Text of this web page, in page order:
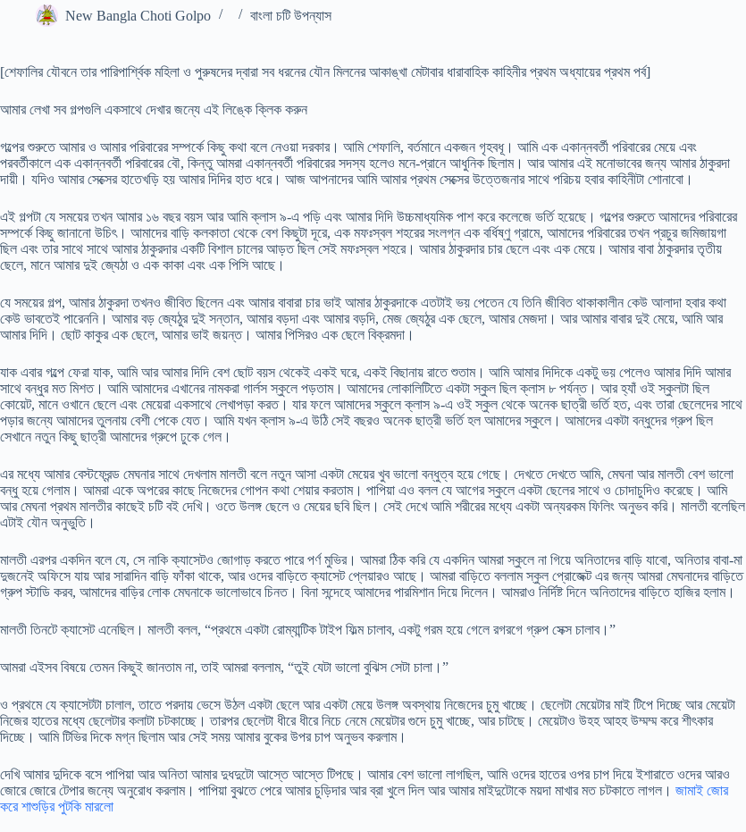
New Bangla Choti Golpo বাংলা চটি উপন্যাস
[শেফালির যৌবনে তার পারিপার্শ্বিক মহিলা ও পুরুষদের দ্বারা সব ধরনের যৌন মিলনের আকাঙ্খা মেটাবার ধারাবাহিক কাহিনীর প্রথম অধ্যায়ের প্রথম পর্ব]
আমার লেখা সব গল্পগুলি একসাথে দেখার জন্যে এই লিঙ্কে ক্লিক করুন
গল্পের শুরুতে আমার ও আমার পরিবারের সম্পর্কে কিছু কথা বলে নেওয়া দরকার। আমি শেফালি, বর্তমানে একজন গৃহবধূ। আমি এক একান্নবর্তী পরিবারের মেয়ে এবং
পরবর্তীকালে এক একান্নবর্তী পরিবারের বৌ, কিন্তু আমরা একান্নবর্তী পরিবারের সদস্য হলেও মনে-প্রানে আধুনিক ছিলাম। আর আমার এই মনোভাবের জন্য আমার ঠাকুরদা
দায়ী। যদিও আমার সেক্সের হাতেখড়ি হয় আমার দিদির হাত ধরে। আজ আপনাদের আমি আমার প্রথম সেক্সের উত্তেজনার সাথে পরিচয় হবার কাহিনীটা শোনাবো।
এই গল্পটা যে সময়ের তখন আমার ১৬ বছর বয়স আর আমি ক্লাস ৯-এ পড়ি এবং আমার দিদি উচ্চমাধ্যমিক পাশ করে কলেজে ভর্তি হয়েছে। গল্পের শুরুতে আমাদের পরিবারের
সম্পর্কে কিছু জানানো উচিৎ। আমাদের বাড়ি কলকাতা থেকে বেশ কিছুটা দূরে, এক মফঃস্বল শহরের সংলগ্ন এক বর্ধিষ্ণু গ্রামে, আমাদের পরিবারের তখন প্রচুর জমিজায়গা
ছিল এবং তার সাথে সাথে আমার ঠাকুরদার একটি বিশাল চালের আড়ত ছিল সেই মফঃস্বল শহরে। আমার ঠাকুরদার চার ছেলে এবং এক মেয়ে। আমার বাবা ঠাকুরদার তৃতীয়
ছেলে, মানে আমার দুই জ্যেঠা ও এক কাকা এবং এক পিসি আছে।
যে সময়ের গল্প, আমার ঠাকুরদা তখনও জীবিত ছিলেন এবং আমার বাবারা চার ভাই আমার ঠাকুরদাকে এতটাই ভয় পেতেন যে তিনি জীবিত থাকাকালীন কেউ আলাদা হবার কথা
কেউ ভাবতেই পারেননি। আমার বড় জ্যেঠুর দুই সন্তান, আমার বড়দা এবং আমার বড়দি, মেজ জ্যেঠুর এক ছেলে, আমার মেজদা। আর আমার বাবার দুই মেয়ে, আমি আর
আমার দিদি। ছোট কাকুর এক ছেলে, আমার ভাই জয়ন্ত। আমার পিসিরও এক ছেলে বিক্রমদা।
যাক এবার গল্পে ফেরা যাক, আমি আর আমার দিদি বেশ ছোট বয়স থেকেই একই ঘরে, একই বিছানায় রাতে শুতাম। আমি আমার দিদিকে একটু ভয় পেলেও আমার দিদি আমার
সাথে বন্ধুর মত মিশত। আমি আমাদের এখানের নামকরা গার্লস স্কুলে পড়তাম। আমাদের লোকালিটিতে একটা স্কুল ছিল ক্লাস ৮ পর্যন্ত। আর হ্যাঁ ওই স্কুলটা ছিল
কোয়েট, মানে ওখানে ছেলে এবং মেয়েরা একসাথে লেখাপড়া করত। যার ফলে আমাদের স্কুলে ক্লাস ৯-এ ওই স্কুল থেকে অনেক ছাত্রী ভর্তি হত, এবং তারা ছেলেদের সাথে
পড়ার জন্যে আমাদের তুলনায় বেশী পেকে যেত। আমি যখন ক্লাস ৯-এ উঠি সেই বছরও অনেক ছাত্রী ভর্তি হল আমাদের স্কুলে। আমাদের একটা বন্ধুদের গ্রুপ ছিল
সেখানে নতুন কিছু ছাত্রী আমাদের গ্রুপে ঢুকে গেল।
এর মধ্যে আমার বেস্টফ্রেন্ড মেঘনার সাথে দেখলাম মালতী বলে নতুন আসা একটা মেয়ের খুব ভালো বন্ধুত্ব হয়ে গেছে। দেখতে দেখতে আমি, মেঘনা আর মালতী বেশ ভালো
বন্ধু হয়ে গেলাম। আমরা একে অপরের কাছে নিজেদের গোপন কথা শেয়ার করতাম। পাপিয়া এও বলল যে আগের স্কুলে একটা ছেলের সাথে ও চোদাচুদিও করেছে। আমি
আর মেঘনা প্রথম মালতীর কাছেই চটি বই দেখি। ওতে উলঙ্গ ছেলে ও মেয়ের ছবি ছিল। সেই দেখে আমি শরীরের মধ্যে একটা অন্যরকম ফিলিং অনুভব করি। মালতী বলেছিল
এটাই যৌন অনুভুতি।
মালতী এরপর একদিন বলে যে, সে নাকি ক্যাসেটও জোগাড় করতে পারে পর্ণ মুভির। আমরা ঠিক করি যে একদিন আমরা স্কুলে না গিয়ে অনিতাদের বাড়ি যাবো, অনিতার বাবা-মা
দুজনেই অফিসে যায় আর সারাদিন বাড়ি ফাঁকা থাকে, আর ওদের বাড়িতে ক্যাসেট প্লেয়ারও আছে। আমরা বাড়িতে বললাম স্কুল প্রোজেক্ট এর জন্য আমরা মেঘনাদের বাড়িতে
গ্রুপ স্টাডি করব, আমাদের বাড়ির লোক মেঘনাকে ভালোভাবে চিনত। বিনা সন্দেহে আমাদের পারমিশান দিয়ে দিলেন। আমরাও নির্দিষ্ট দিনে অনিতাদের বাড়িতে হাজির হলাম।
মালতী তিনটে ক্যাসেট এনেছিল। মালতী বলল, “প্রথমে একটা রোম্যান্টিক টাইপ ফিল্ম চালাব, একটু গরম হয়ে গেলে রগরগে গ্রুপ সেক্স চালাব।”
আমরা এইসব বিষয়ে তেমন কিছুই জানতাম না, তাই আমরা বললাম, “তুই যেটা ভালো বুঝিস সেটা চালা।”
ও প্রথমে যে ক্যাসেটটা চালাল, তাতে পরদায় ভেসে উঠল একটা ছেলে আর একটা মেয়ে উলঙ্গ অবস্থায় নিজেদের চুমু খাচ্ছে। ছেলেটা মেয়েটার মাই টিপে দিচ্ছে আর মেয়েটা
নিজের হাতের মধ্যে ছেলেটার কলাটা চটকাচ্ছে। তারপর ছেলেটা ধীরে ধীরে নিচে নেমে মেয়েটার গুদে চুমু খাচ্ছে, আর চাটছে। মেয়েটাও উহহ আহহ উম্মম্ম করে শীৎকার
দিচ্ছে। আমি টিভির দিকে মগ্ন ছিলাম আর সেই সময় আমার বুকের উপর চাপ অনুভব করলাম।
দেখি আমার দুদিকে বসে পাপিয়া আর অনিতা আমার দুধদুটো আস্তে আস্তে টিপছে। আমার বেশ ভালো লাগছিল, আমি ওদের হাতের ওপর চাপ দিয়ে ইশারাতে ওদের আরও
জোরে জোরে টেপার জন্যে অনুরোধ করলাম। পাপিয়া বুঝতে পেরে আমার চুড়িদার আর ব্রা খুলে দিল আর আমার মাইদুটোকে ময়দা মাখার মত চটকাতে লাগল। জামাই জোর
করে শাশুড়ির পুটকি মারলো